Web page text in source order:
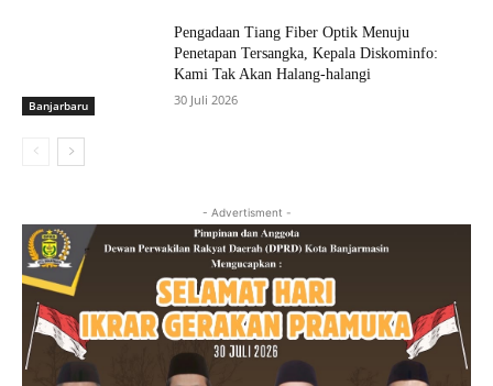
Banjarbaru
Pengadaan Tiang Fiber Optik Menuju
Penetapan Tersangka, Kepala Diskominfo:
Kami Tak Akan Halang-halangi
30 Juli 2026
- Advertisment -